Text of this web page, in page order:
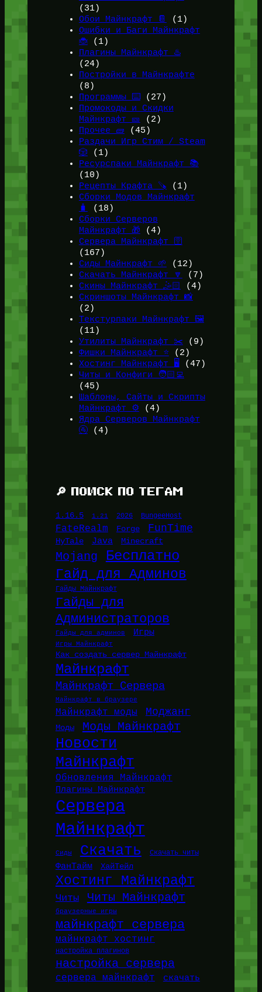
(31)
Обои Майнкрафт 📔
(1)
Ошибки и Баги Майнкрафт
🐞(1)
Плагины Майнкрафт ♨️
(24)
Постройки в Майнкрафте
(8)
Программы ⌨️ (27)
Промокоды и Скидки
Майнкрафт 🎫
(2)
Прочее 🧱 (45)
Раздачи Игр Стим / Steam
🎲 (1)
Ресурспаки Майнкрафт 📚
(10)
Рецепты Крафта 🪚 (1)
Сборки Модов Майнкрафт
🧳
(18)
Сборки Серверов
Майнкрафт 🎁 (4)
Сервера Майнкрафт 🛜
(167)
Сиды Майнкрафт 🌱
(12)
Скачать Майнкрафт 🔽
(7)
Скины Майнкрафт 🤹🏻
(4)
Скриншоты Майнкрафт 📸
(2)
Текстурпаки Майнкрафт 🖼️
(11)
Утилиты Майнкрафт ✂️ (9)
Фишки Майнкрафт ⭐(2)
Хостинг Майнкрафт 🖥️ (47)
Читы и Конфиги 🧑🏻‍💻
(45)
Шаблоны, Сайты и Скрипты
Майнкрафт ⚙️ (4)
Ядра Серверов Майнкрафт
🚰(4)
🔎 ПОИСК ПО ТЕГАМ
1.16.5 1.21 2026 BungeeHost
FateRealm Forge FunTime
HyTale Java Minecraft
Mojang Бесплатно
Гайд для Админов
Гайды Майнкрафт
Гайды для
Администраторов
Гайды для админов Игры
Игры Майнкрафт
Как создать сервер Майнкрафт
Майнкрафт
Майнкрафт Сервера
Майнкрафт в браузере
Майнкрафт моды Моджанг
Моды Моды Майнкрафт
Новости
Майнкрафт
Обновления Майнкрафт
Плагины Майнкрафт
Сервера
Майнкрафт
Сиды Скачать Скачать читы
ФанТайм ХайТейл
Хостинг Майнкрафт
Читы Читы Майнкрафт
браузерные игры
майнкрафт сервера
майнкрафт хостинг
настройка плагинов
настройка сервера
сервера майнкрафт скачать